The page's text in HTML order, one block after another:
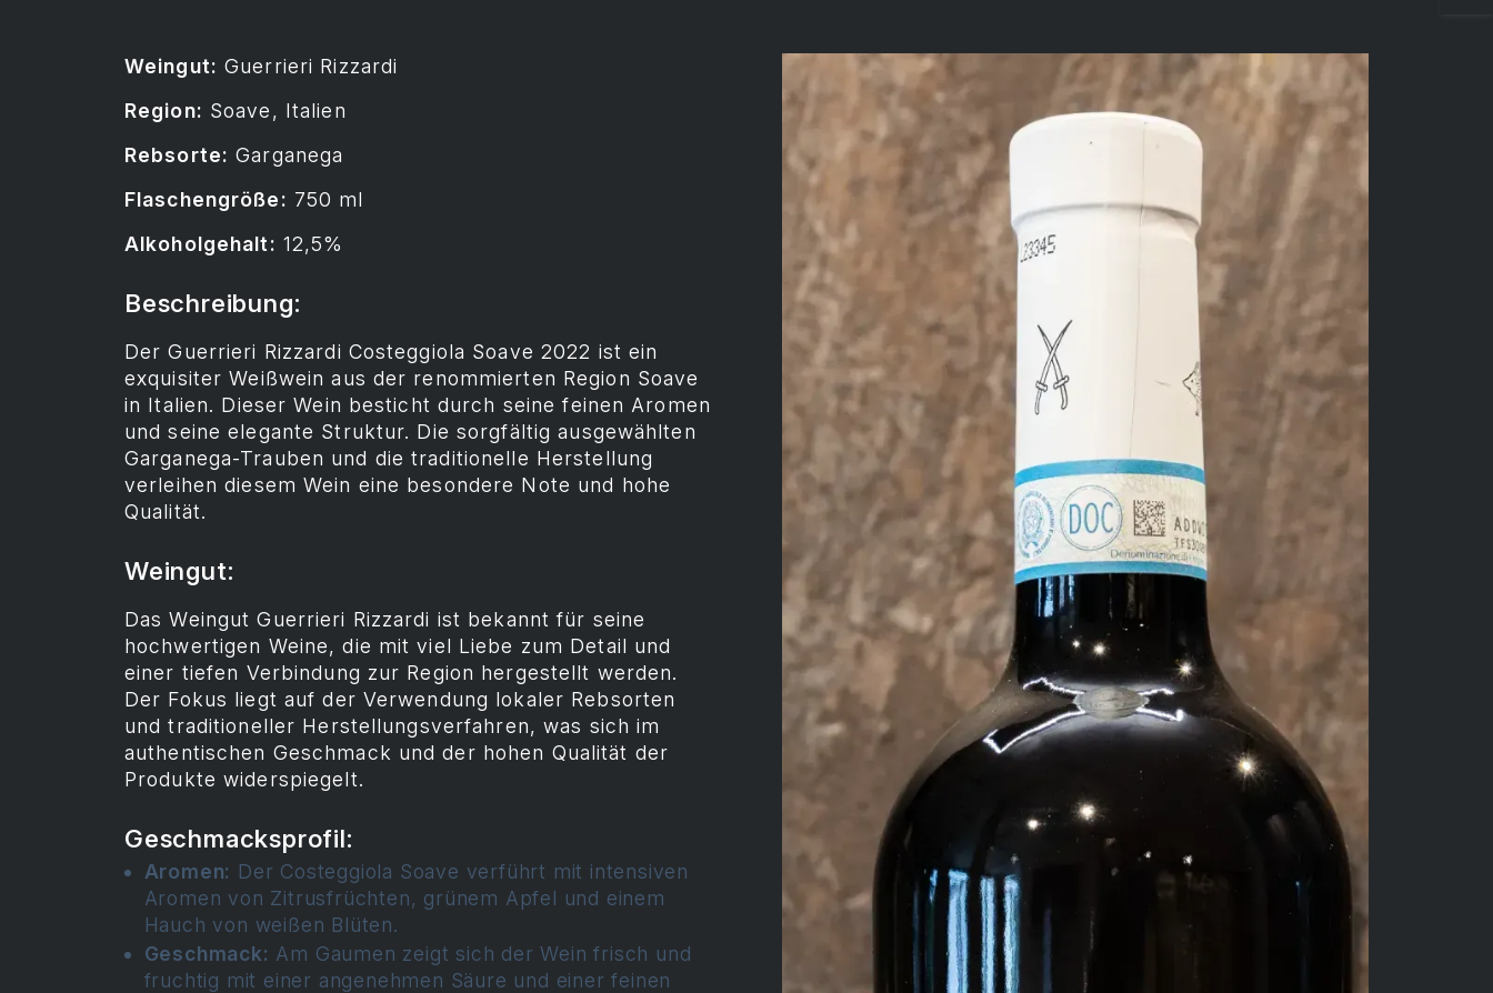
Weingut: Guerrieri Rizzardi
Region: Soave, Italien
Rebsorte: Garganega
Flaschengröße: 750 ml
Alkoholgehalt: 12,5%
Beschreibung:
Der Guerrieri Rizzardi Costeggiola Soave 2022 ist ein
exquisiter Weißwein aus der renommierten Region Soave
in Italien. Dieser Wein besticht durch seine feinen Aromen
und seine elegante Struktur. Die sorgfältig ausgewählten
Garganega-Trauben und die traditionelle Herstellung
verleihen diesem Wein eine besondere Note und hohe
Qualität.
Weingut:
Das Weingut Guerrieri Rizzardi ist bekannt für seine
hochwertigen Weine, die mit viel Liebe zum Detail und
einer tiefen Verbindung zur Region hergestellt werden.
Der Fokus liegt auf der Verwendung lokaler Rebsorten
und traditioneller Herstellungsverfahren, was sich im
authentischen Geschmack und der hohen Qualität der
Produkte widerspiegelt.
Geschmacksprofil:
Aromen: Der Costeggiola Soave verführt mit intensiven
Aromen von Zitrusfrüchten, grünem Apfel und einem
Hauch von weißen Blüten.
Geschmack: Am Gaumen zeigt sich der Wein frisch und
fruchtig mit einer angenehmen Säure und einer feinen